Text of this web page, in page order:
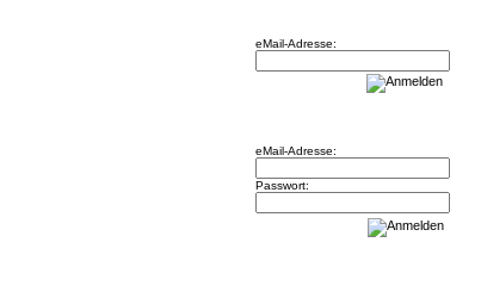
eMail-Adresse:
eMail-Adresse:
Passwort: